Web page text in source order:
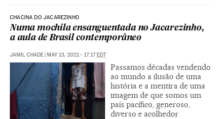
CHACINA DO JACAREZINHO
Numa mochila ensanguentada no Jacarezinho,
a aula de Brasil contemporâneo
JAMIL CHADE | MAY 13, 2021 - 17:17EDT
Passamos décadas vendendo
ao mundo a ilusão de uma
história e a mentira de uma
imagem de que somos um
país pacífico, generoso,
diverso e acolhedor